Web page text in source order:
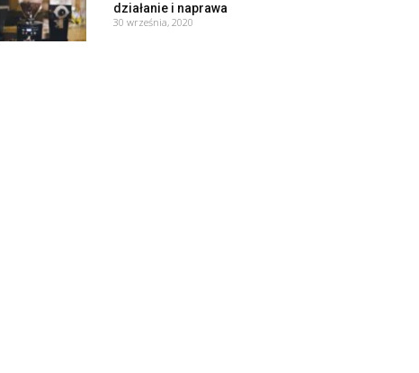
działanie i naprawa
30 września, 2020